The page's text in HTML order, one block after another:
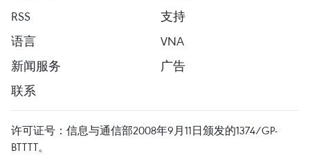
RSS
支持
语言
VNA
新闻服务
广告
联系
许可证号：信息与通信部2008年9月11日颁发的1374/GP-
BTTTT。